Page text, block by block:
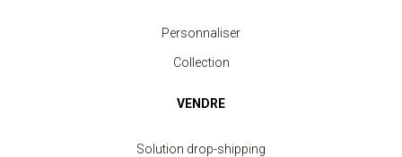
Personnaliser
Collection
VENDRE
Solution drop-shipping